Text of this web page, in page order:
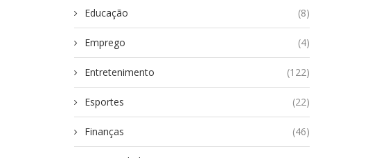
Educação (8)
Emprego (4)
Entretenimento (122)
Esportes (22)
Finanças (46)